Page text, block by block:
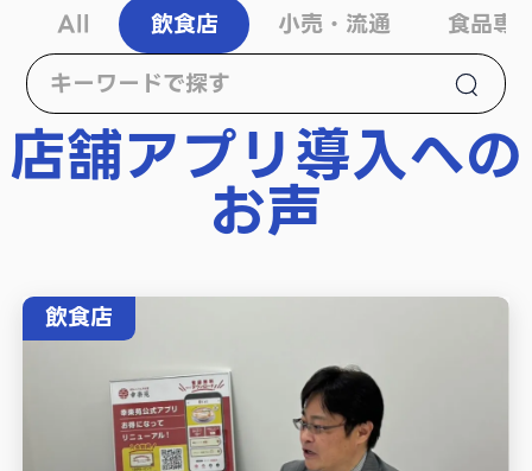
All 飲食店 小売・流通 食品専
店舗アプリ導入への
お声
飲食店